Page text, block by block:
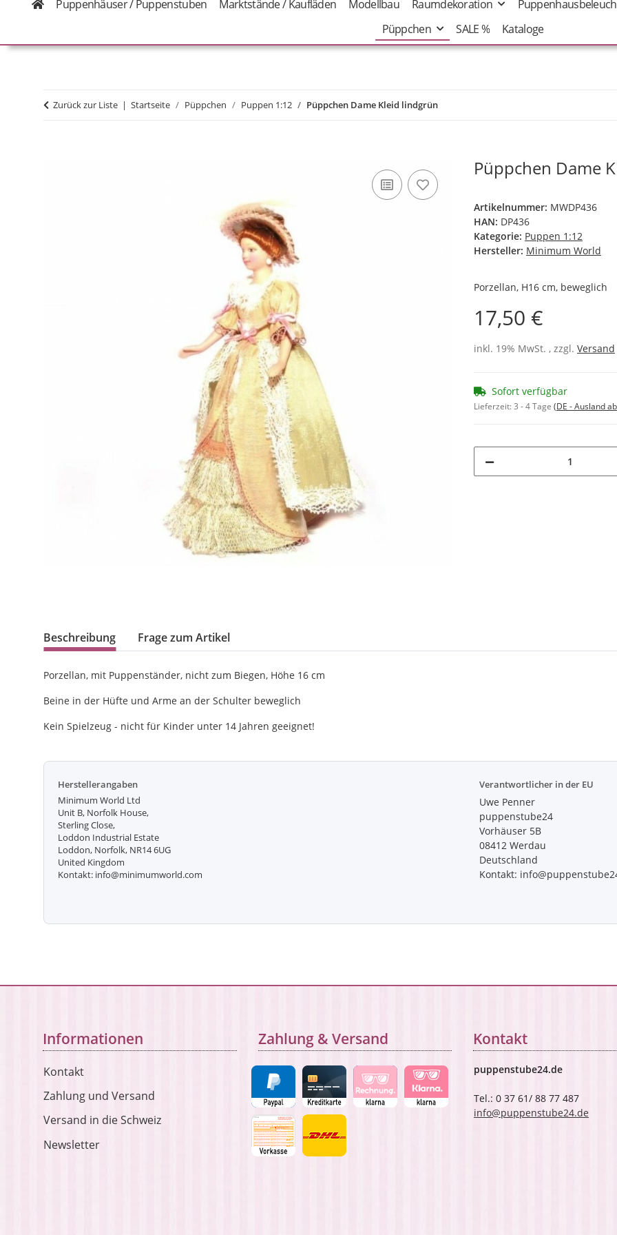
Puppenhäuser / Puppenstuben Marktstände / Kaufläden Modellbau Raumdekoration
Püppchen
SALE % Kataloge
Zurück zur Liste Startseite Püppchen Puppen 1:12 Püppchen Dame Kleid lindgrün
Püppchen Dame
Artikelnummer: MWDP436
HAN: DP436
Kategorie: Puppen 1:12
Hersteller: Minimum World
Porzellan, H16 cm, beweglich
17,50 €
inkl. 19% MwSt. , zzgl. Versand
Sofort verfügbar
Lieferzeit:3 - 4 Tage (DE - Ausland
Beschreibung Frage zum Artikel
Porzellan, mit Puppenständer, nicht zum Biegen, Höhe 16 cm
Beine in der Hüfte und Arme an der Schulter beweglich
Kein Spielzeug - nicht für Kinder unter 14 Jahren geeignet!
Herstellerangaben
Minimum World Ltd
Unit B, Norfolk House,
Sterling Close,
Loddon Industrial Estate
Loddon, Norfolk, NR14 6UG
United Kingdom
Kontakt: info@minimumworld.com
Verantwortlicher in der EU
Uwe Penner
puppenstube24
Vorhäuser 5B
08412 Werdau
Deutschland
Kontakt:
Informationen
Kontakt
Zahlung und Versand
Versand in die Schweiz
Newsletter
Zahlung & Versand Kontakt
puppenstube24.de
Tel.: 0 37 61/ 88 77 487
info@puppenstube24.de